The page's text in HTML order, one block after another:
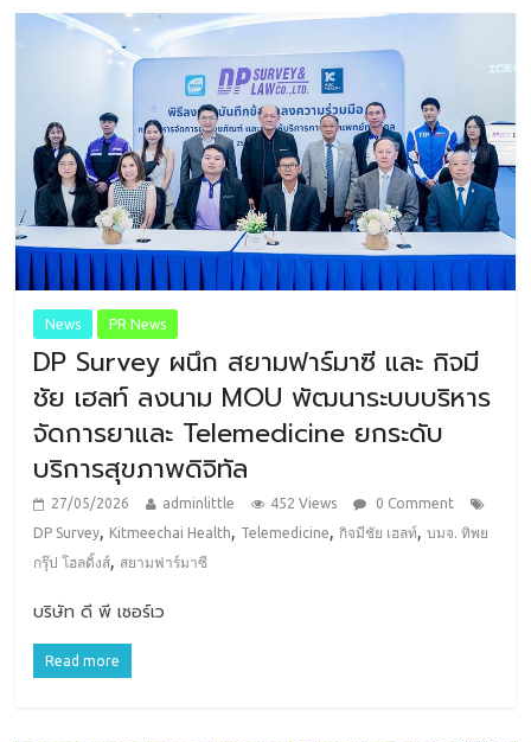
News PR News
DP Survey ผนึก สยามฟาร์มาซี และ กิจมี
ชัย เฮลท์ ลงนาม MOU พัฒนาระบบบริหาร
จัดการยาและ Telemedicine ยกระดับ
บริการสุขภาพดิจิทัล
27/05/2026 adminlittle 452 Views
0 Comment
DP Survey, Kitmeechai Health, Telemedicine,กิจมีชัย เฮลท์,บมจ. ทิพย
กรุ๊ป โฮลดิ้งส์, สยามฟาร์มาซี
บริษัท ดี พี เซอร์เว
Read more